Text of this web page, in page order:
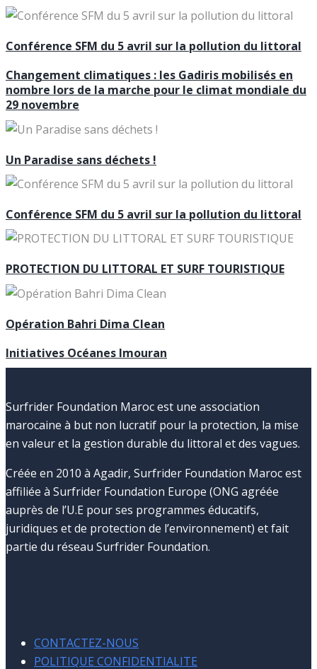
Conférence SFM du 5 avril sur la pollution du littoral
Changement climatiques : les Gadiris mobilisés en
nombre lors de la marche pour le climat mondiale du
29 novembre
Un Paradise sans déchets !
Conférence SFM du 5 avril sur la pollution du littoral
PROTECTION DU LITTORAL ET SURF TOURISTIQUE
Opération Bahri Dima Clean
Initiatives Océanes Imouran
Surfrider Foundation Maroc est une association
marocaine à but non lucratif pour la protection, la mise
en valeur et la gestion durable du littoral et des vagues.
Créée en 2010 à Agadir, Surfrider Foundation Maroc est
affiliée à Surfrider Foundation Europe (ONG agréée
auprès de l’U.E pour ses programmes éducatifs,
juridiques et de protection de l’environnement) et fait
partie du réseau Surfrider Foundation.
CONTACTEZ-NOUS
POLITIQUE CONFIDENTIALITE